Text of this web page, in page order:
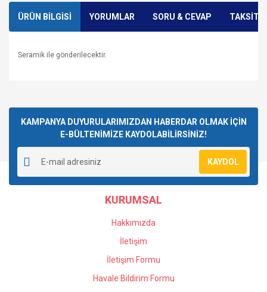
ÜRÜN BİLGİSİ YORUMLAR SORU & CEVAP TAKSİT
Seramik ile gönderilecektir.
Yorum Yaz
Soru Sor
kullanarak tarafımıza iletebilirsiniz.
Görüş ve önerileriniz için teşekkür ederiz.
Ürün resmi kalitesiz, bozuk veya görüntülenemiyor.
Ürün açıklamasında eksik bilgiler bulunuyor.
Ürün bilgilerinde hatalar bulunuyor.
Ürün fiyatı diğer sitelerden daha pahalı.
KAMPANYA DUYURULARIMIZDAN HABERDAR OLMAK İÇİN
E-BÜLTENİMİZE KAYDOLABİLİRSİNİZ!
KAYDOL
KURUMSAL
Hakkımızda
İletişim
İletişim Formu
Havale Bildirim Formu